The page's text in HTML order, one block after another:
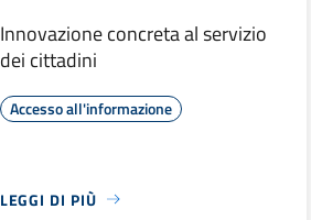
Innovazione concreta al servizio
dei cittadini
Accesso all'informazione
LEGGI DI PIÙ